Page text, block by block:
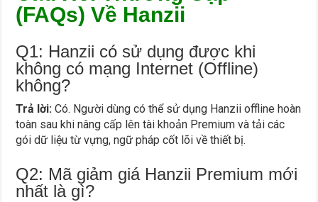
(FAQs) Về Hanzii
Q1: Hanzii có sử dụng được khi
không có mạng Internet (Offline)
không?
Trả lời: Có. Người dùng có thể sử dụng Hanzii offline hoàn
toàn sau khi nâng cấp lên tài khoản Premium và tải các
gói dữ liệu từ vựng, ngữ pháp cốt lõi về thiết bị.
Q2: Mã giảm giá Hanzii Premium mới
nhất là gì?